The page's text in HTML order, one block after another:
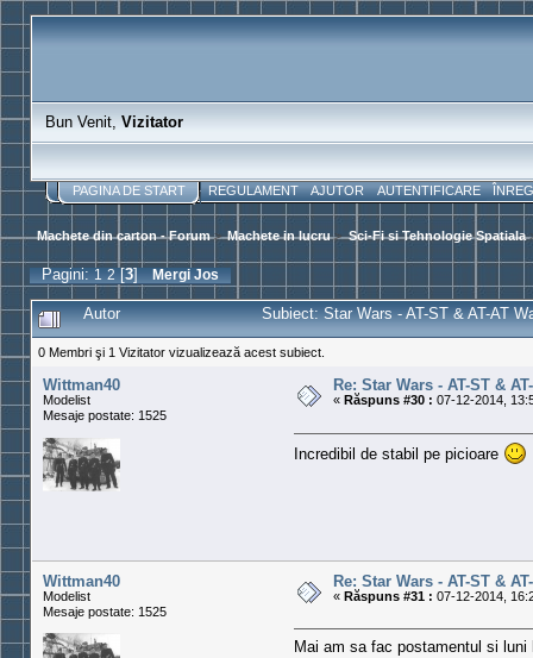
Bun Venit,Vizitator
PAGINA DE START REGULAMENT AJUTOR AUTENTIFICARE
Machete din carton - Forum> Machete in lucru> Sci-Fi si Tehnologie Spatiala
Pagini:1 2[3]Mergi Jos
Autor Subiect: Star Wars - AT-ST & AT-AT
0 Membri şi 1 Vizitator vizualizează acest subiect.
Wittman40
Modelist
Mesaje postate: 1525
Re: Star Wars - AT-ST &
« Răspuns #30 : 07-12-2014,
Incredibil de stabil pe picioare
Wittman40
Modelist
Mesaje postate: 1525
Re: Star Wars - AT-ST &
« Răspuns #31 : 07-12-2014,
Mai am sa fac postamentul si